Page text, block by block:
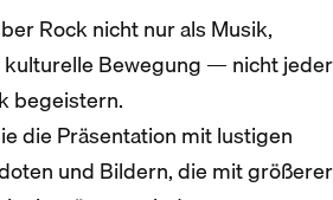
Rock nicht nur als Musik,
kulturelle Bewegung — nicht jeder
begeistern.
die Präsentation mit lustigen
und Bildern, die mit größerer